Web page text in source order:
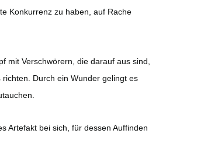
Konkurrenz zu haben, auf Rache
mit Verschwörern, die darauf aus sind,
Durch ein Wunder gelingt es
Artefakt bei sich, für dessen Auffinden